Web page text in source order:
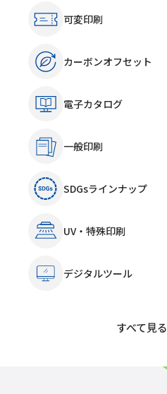
可変印刷
カーボンオフセット
電子カタログ
一般印刷
SDGsラインナップ
UV・特殊印刷
デジタルツール
すべて見る